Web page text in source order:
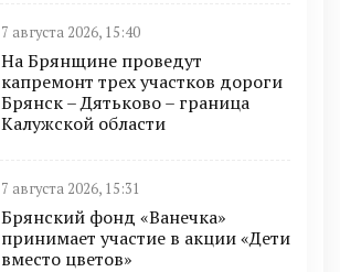
7 августа 2026, 15:40
На Брянщине проведут
капремонт трех участков дороги
Брянск – Дятьково – граница
Калужской области
7 августа 2026, 15:31
Брянский фонд «Ванечка»
принимает участие в акции «Дети
вместо цветов»